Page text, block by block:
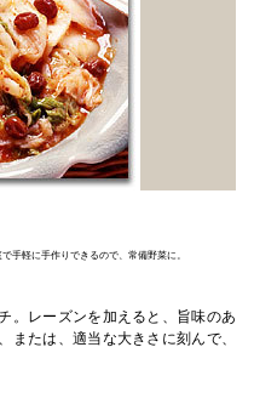
手軽に手作りできるので、常備野菜に。
。レーズンを加えると、旨味のあ
または、適当な大きさに刻んで、